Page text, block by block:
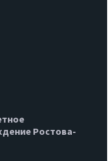
Ростова-